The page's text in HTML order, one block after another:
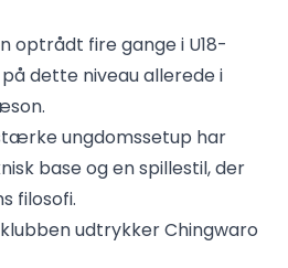
optrådt fire gange i U18-
dette niveau allerede i
ungdomssetup har
base og en spillestil, der
filosofi.
udtrykker Chingwaro